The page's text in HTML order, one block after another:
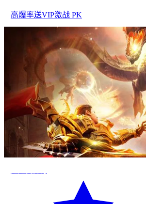
高爆率送VIP激战 PK